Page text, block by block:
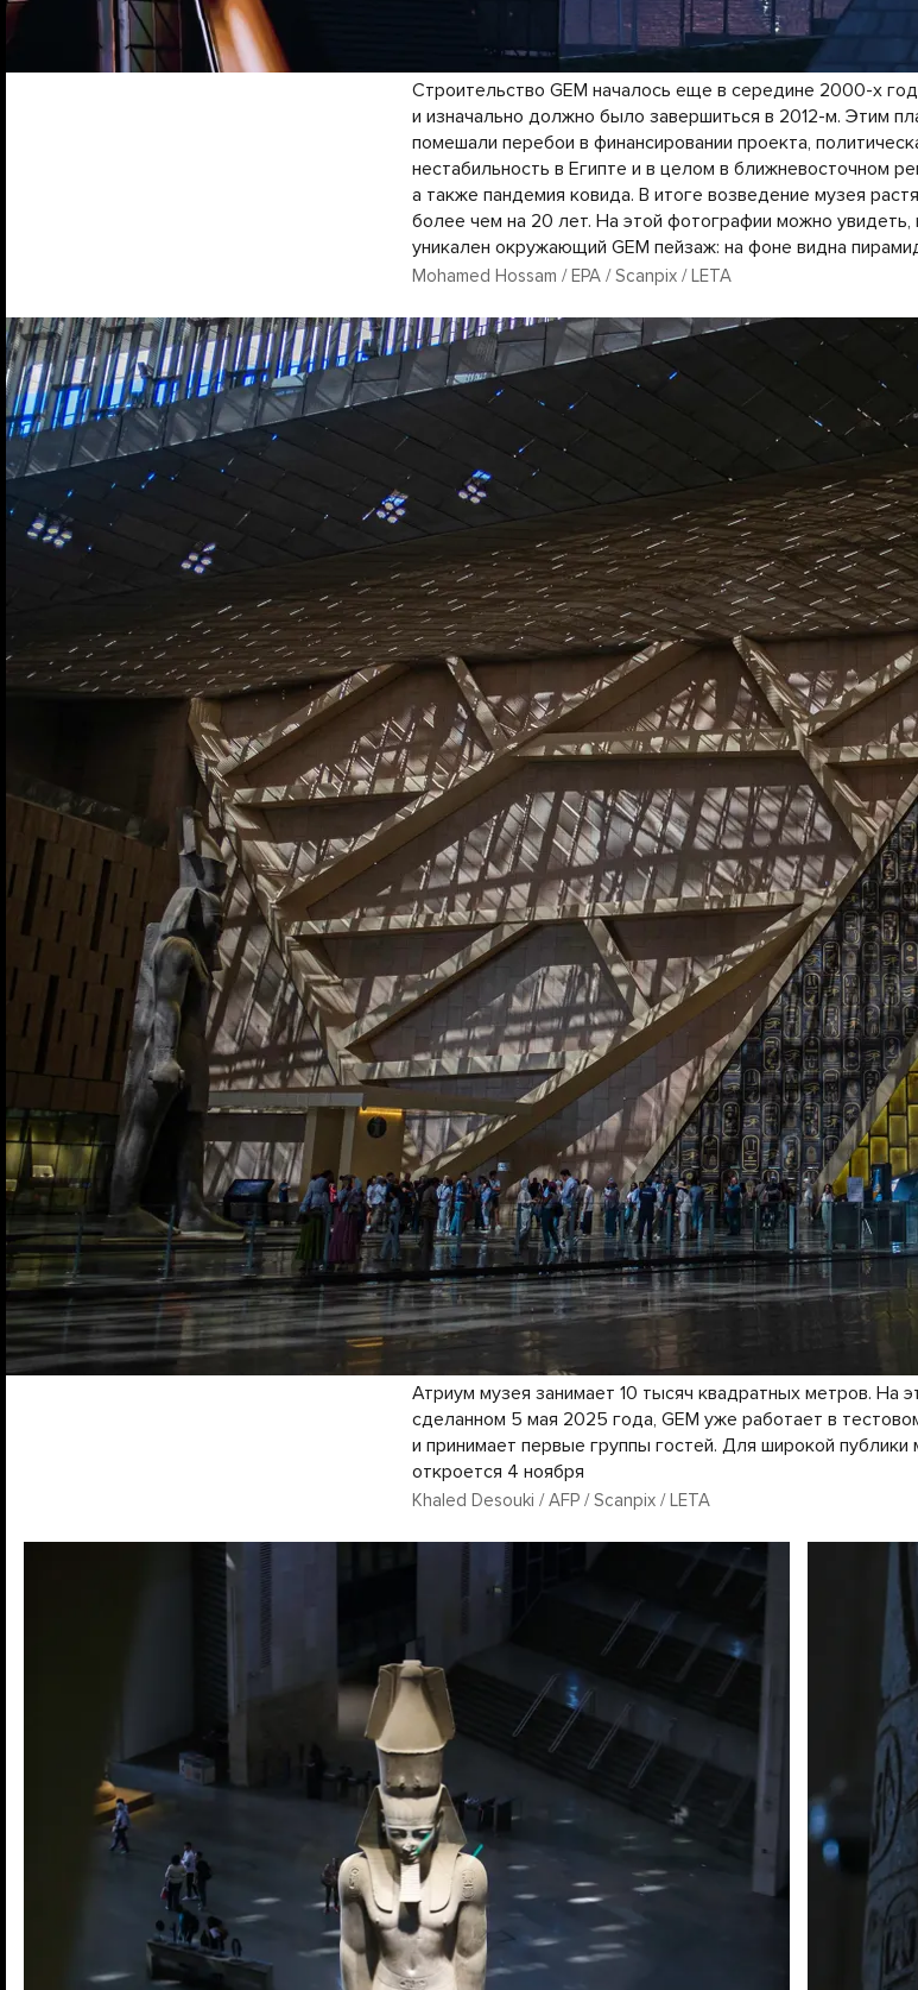
Строительство GEM началось еще в середине 2000-х
и изначально должно было завершиться в 2012-м. Этим
помешали перебои в финансировании проекта,
нестабильность в Египте и в целом в ближневосточном
а также пандемия ковида. В итоге возведение музея
более чем на 20 лет. На этой фотографии можно увидеть,
уникален окружающий GEM пейзаж: на фоне видна
Mohamed Hossam / EPA / Scanpix / LETA
Атриум музея занимает 10 тысяч квадратных метров. На
сделанном 5 мая 2025 года, GEM уже работает в
и принимает первые группы гостей. Для широкой публики
откроется 4 ноября
Khaled Desouki / AFP / Scanpix / LETA